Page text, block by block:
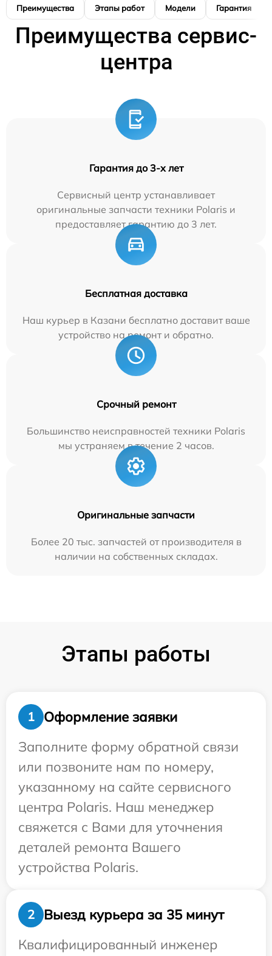
Преимущества Этапы работ Модели Гарантия
Преимущества сервис-
центра
Гарантия до 3-х лет
Сервисный центр устанавливает
оригинальные запчасти техники Polaris и
предоставляет гарантию до 3 лет.
Бесплатная доставка
Наш курьер в Казани бесплатно доставит ваше
устройство на ремонт и обратно.
Срочный ремонт
Большинство неисправностей техники Polaris
мы устраняем в течение 2 часов.
Оригинальные запчасти
Более 20 тыс. запчастей от производителя в
наличии на собственных складах.
Этапы работы
1
Оформление заявки
Заполните форму обратной связи
или позвоните нам по номеру,
указанному на сайте сервисного
центра Polaris. Наш менеджер
свяжется с Вами для уточнения
деталей ремонта Вашего
устройства Polaris.
2
Выезд курьера за 35 минут
Квалифицированный инженер